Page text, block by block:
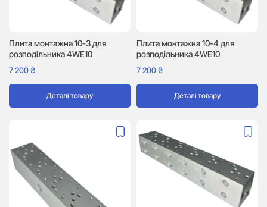
Плита монтажна 10-3 для
розподільника 4WE10
7 200₴
Деталі товару
Плита монтажна 10-4 для
розподільника 4WE10
7 200₴
Деталі товару